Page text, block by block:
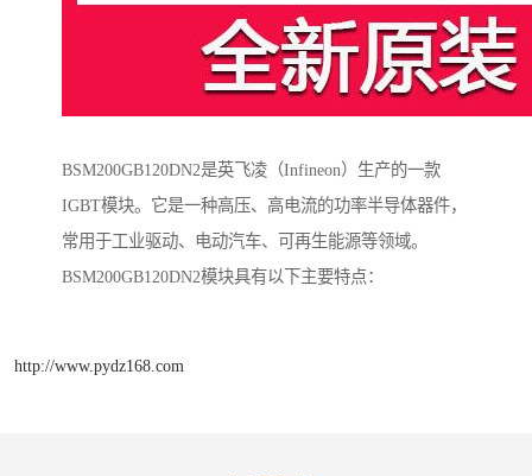
BSM200GB120DN2是英飞凌（Infineon）生产的一款
IGBT模块。它是一种高压、高电流的功率半导体器件，
常用于工业驱动、电动汽车、可再生能源等领域。
BSM200GB120DN2模块具有以下主要特点：
http://www.pydz168.com